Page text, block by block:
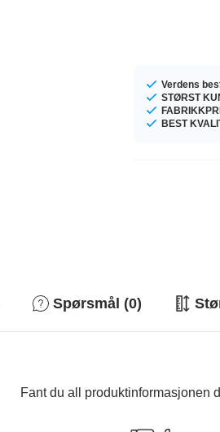
Verdens
STØRST
BEST
Spørsmål (0)
Fant du all produktinformasjonen